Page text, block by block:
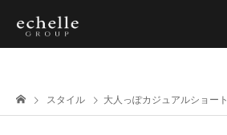
スタイル 大人っぽカジュアルショート